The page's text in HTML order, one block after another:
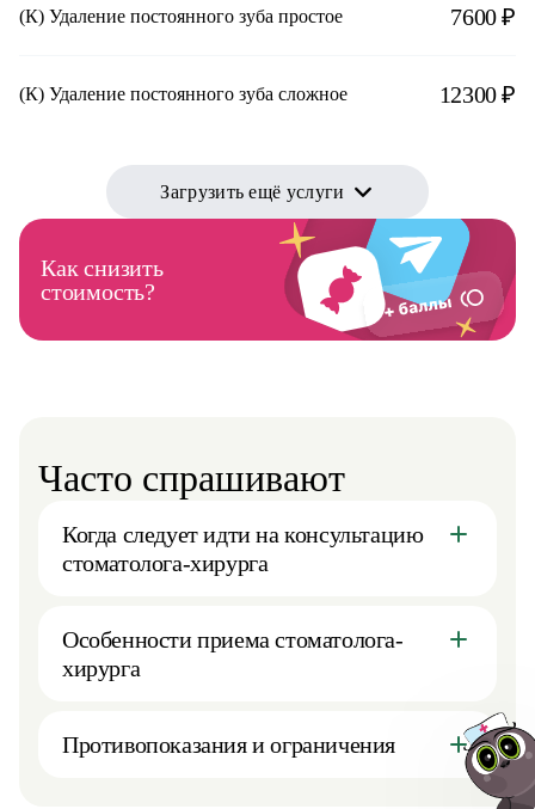
(К) Удаление постоянного зуба простое 7600 ₽
(К) Удаление постоянного зуба сложное 12300 ₽
Загрузить ещё услуги
Как снизить
стоимость?
Часто спрашивают
Когда следует идти на консультацию
стоматолога-хирурга
Особенности приема стоматолога-
хирурга
Противопоказания и ограничения